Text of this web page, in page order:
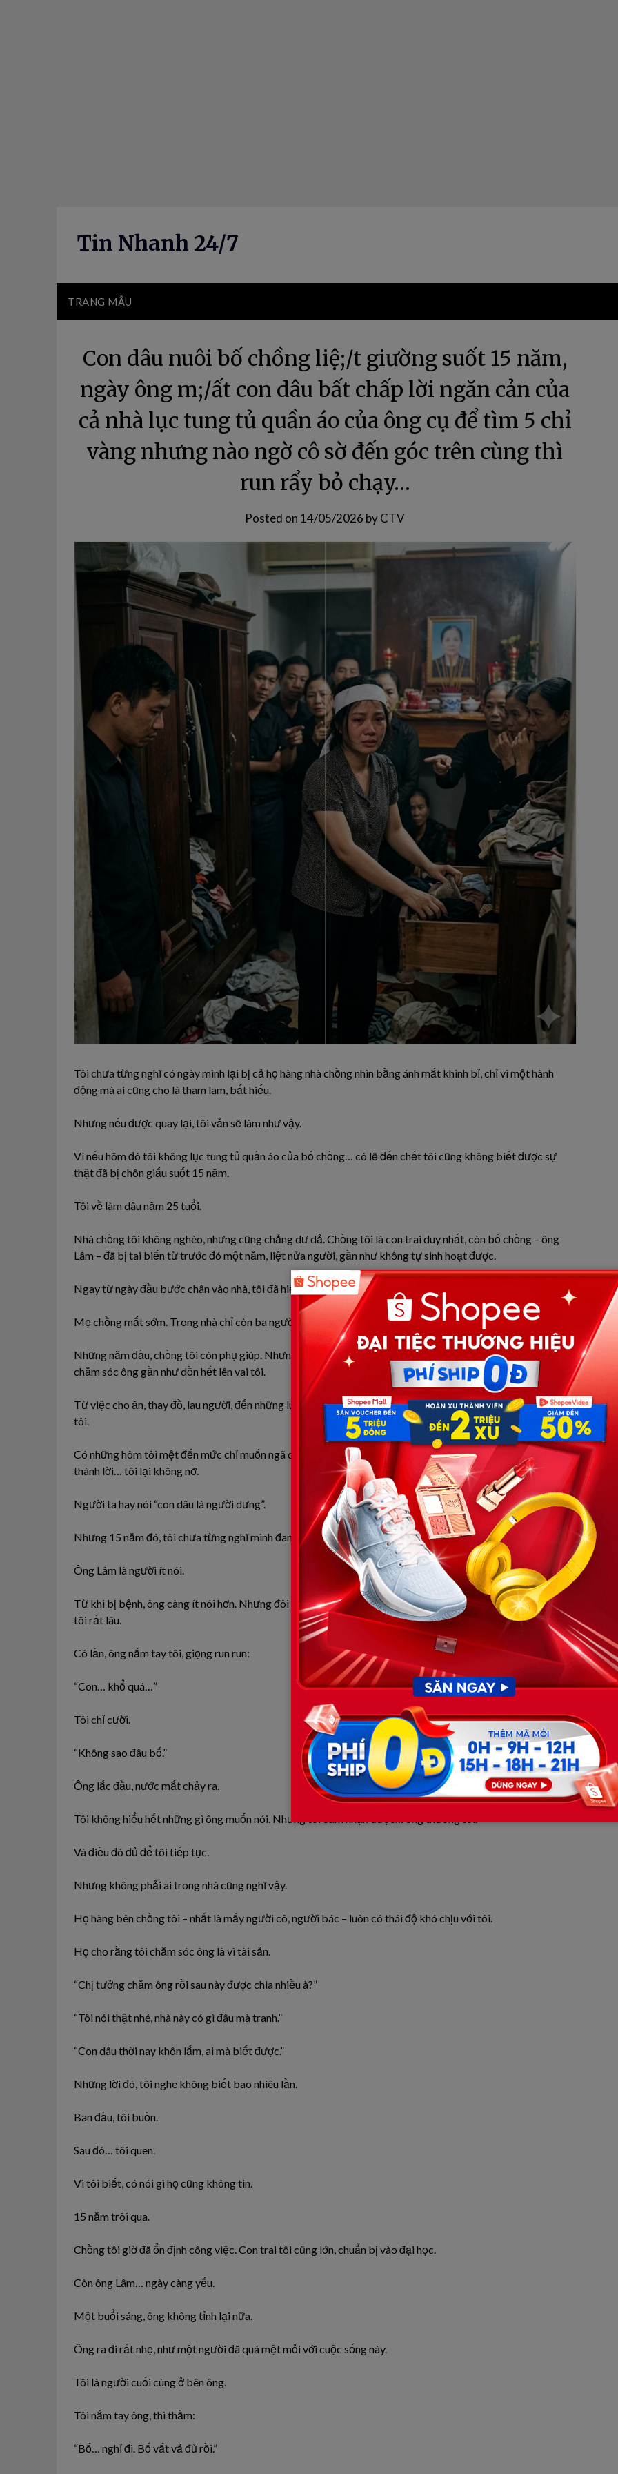
Tin Nhanh 24/7
TRANG MẪU
Con dâu nuôi bố chồng liệ;/t giường suốt 15 năm,
ngày ông m;/ất con dâu bất chấp lời ngăn cản của
cả nhà lục tung tủ quần áo của ông cụ để tìm 5 chỉ
vàng nhưng nào ngờ cô sờ đến góc trên cùng thì
run rẩy bỏ chạy…
Posted on 14/05/2026 byCTV
Tôi chưa từng nghĩ có ngày mình lại bị cả họ hàng nhà chồng nhìn bằng ánh mắt khinh bỉ, chỉ vì một hành
động mà ai cũng cho là tham lam, bất hiếu.
Nhưng nếu được quay lại, tôi vẫn sẽ làm như vậy.
Vì nếu hôm đó tôi không lục tung tủ quần áo của bố chồng… có lẽ đến chết tôi cũng không biết được sự
thật đã bị chôn giấu suốt 15 năm.
Tôi về làm dâu năm 25 tuổi.
Nhà chồng tôi không nghèo, nhưng cũng chẳng dư dả. Chồng tôi là con trai duy nhất, còn bố chồng – ông
Lâm – đã bị tai biến từ trước đó một năm, liệt nửa người, gần như không tự sinh hoạt được.
Ngay từ ngày đầu bước chân vào nhà, tôi đã hiểu rõ: cuộc sống của mình sẽ không dễ dàng.
Mẹ chồng mất sớm. Trong nhà chỉ còn ba người: tôi, chồng tôi và ông.
Những năm đầu, chồng tôi còn phụ giúp. Nhưng rồi công việc ngày càng bận, anh đi sớm về khuya, mọi việc
chăm sóc ông gần như dồn hết lên vai tôi.
Từ việc cho ăn, thay đồ, lau người, đến những lúc ông đau đớn giữa đêm, gọi tôi trong vô thức… tất cả đều là
tôi.
Có những hôm tôi mệt đến mức chỉ muốn ngã quỵ, nhưng nhìn ông nằm đó, mắt đục ngầu, miệng ú ớ không
thành lời… tôi lại không nỡ.
Người ta hay nói “con dâu là người dưng”.
Nhưng 15 năm đó, tôi chưa từng nghĩ mình đang chăm sóc “người dưng”.
Ông Lâm là người ít nói.
Từ khi bị bệnh, ông càng ít nói hơn. Nhưng đôi khi, trong những khoảnh khắc tỉnh táo hiếm hoi, ông vẫn nhìn
tôi rất lâu.
Có lần, ông nắm tay tôi, giọng run run:
“Con… khổ quá…”
Tôi chỉ cười.
“Không sao đâu bố.”
Ông lắc đầu, nước mắt chảy ra.
Tôi không hiểu hết những gì ông muốn nói. Nhưng tôi cảm nhận được… ông thương tôi.
Và điều đó đủ để tôi tiếp tục.
Nhưng không phải ai trong nhà cũng nghĩ vậy.
Họ hàng bên chồng tôi – nhất là mấy người cô, người bác – luôn có thái độ khó chịu với tôi.
Họ cho rằng tôi chăm sóc ông là vì tài sản.
“Chị tưởng chăm ông rồi sau này được chia nhiều à?”
“Tôi nói thật nhé, nhà này có gì đâu mà tranh.”
“Con dâu thời nay khôn lắm, ai mà biết được.”
Những lời đó, tôi nghe không biết bao nhiêu lần.
Ban đầu, tôi buồn.
Sau đó… tôi quen.
Vì tôi biết, có nói gì họ cũng không tin.
15 năm trôi qua.
Chồng tôi giờ đã ổn định công việc. Con trai tôi cũng lớn, chuẩn bị vào đại học.
Còn ông Lâm… ngày càng yếu.
Một buổi sáng, ông không tỉnh lại nữa.
Ông ra đi rất nhẹ, như một người đã quá mệt mỏi với cuộc sống này.
Tôi là người cuối cùng ở bên ông.
Tôi nắm tay ông, thì thầm:
“Bố… nghỉ đi. Bố vất vả đủ rồi.”